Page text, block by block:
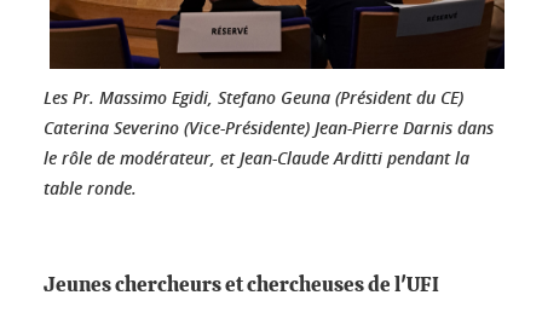
Les Pr. Massimo Egidi, Stefano Geuna (Président du CE)
Caterina Severino (Vice-Présidente) Jean-Pierre Darnis dans
le rôle de modérateur, et Jean-Claude Arditti pendant la
table ronde.
Jeunes chercheurs et chercheuses de l'UFI